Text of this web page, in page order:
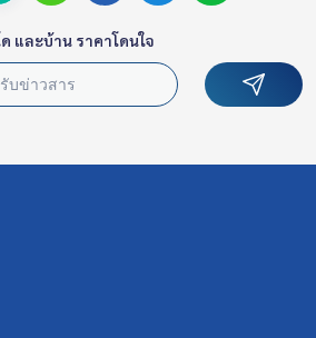
และบ้าน ราคาโดนใจ